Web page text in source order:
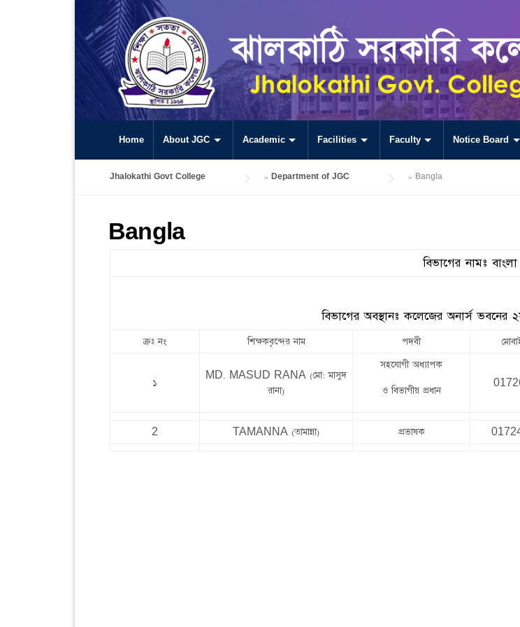
content
Home About JGC Academic Facilities Faculty Notice Board
Jhalokathi Govt College > Department of JGC > Bangla
Bangla
বিভাগের নামঃ বাংলা
বিভাগের অবস্থানঃ কলেজের অনার্স ভবনের
ক্রঃ নং শিক্ষকবৃন্দের নাম পদবী
১
MD. MASUD RANA (মো: মাসুদ
রানা)
সহযোগী অধ্যাপক
ও বিভাগীয় প্রধান
2 TAMANNA (তামান্না) প্রভাষক